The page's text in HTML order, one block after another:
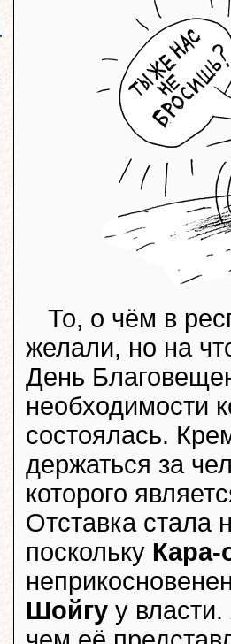
То, о чём в
желали, но на
День
необходимости
состоялась.
держаться за
которого
Отставка стала
поскольку Кара-
Шойгу у